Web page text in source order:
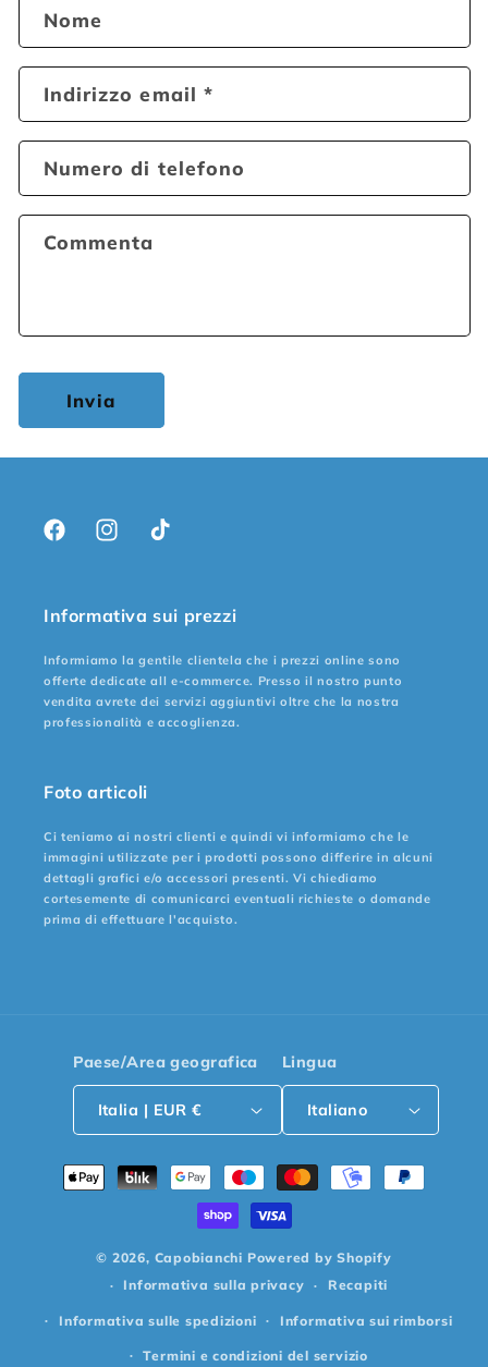
Nome
Indirizzo email*
Numero di telefono
Commenta
Invia
FacebookInstagramTikTok
Informativa sui prezzi
Informiamo la gentile clientela che i prezzi online sono
offerte dedicate all e-commerce. Presso il nostro punto
vendita avrete dei servizi aggiuntivi oltre che la nostra
professionalità e accoglienza.
Foto articoli
Ci teniamo ai nostri clienti e quindi vi informiamo che le
immagini utilizzate per i prodotti possono differire in alcuni
dettagli grafici e/o accessori presenti. Vi chiediamo
cortesemente di comunicarci eventuali richieste o domande
prima di effettuare l'acquisto.
Paese/Area geografica
Italia | EUR €
Lingua
Italiano
Metodi
© 2026, Capobianchi Powered by Shopify
Informativa sulla privacy
Recapiti
Informativa sulle spedizioni Informativa sui rimborsi
Termini e condizioni del servizio